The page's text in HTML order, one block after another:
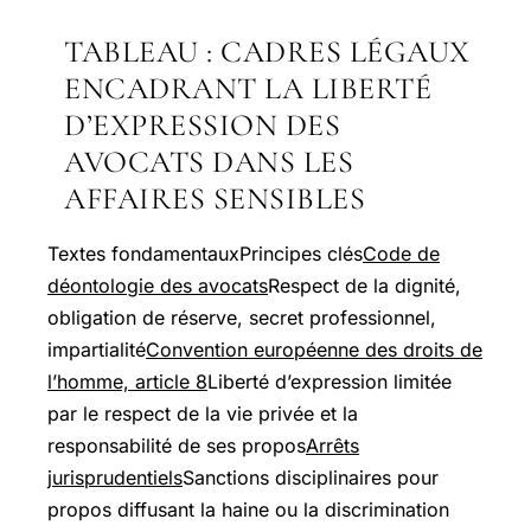
TABLEAU : CADRES LÉGAUX
ENCADRANT LA LIBERTÉ
D’EXPRESSION DES
AVOCATS DANS LES
AFFAIRES SENSIBLES
Textes fondamentauxPrincipes clésCode de
déontologie des avocatsRespect de la dignité,
obligation de réserve, secret professionnel,
impartialitéConvention européenne des droits de
l’homme, article 8Liberté d’expression limitée
par le respect de la vie privée et la
responsabilité de ses proposArrêts
jurisprudentielsSanctions disciplinaires pour
propos diffusant la haine ou la discrimination